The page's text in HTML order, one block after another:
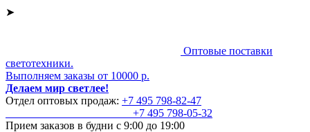
➤
Оптовые поставки
светотехники.
Выполняем заказы от 10000 р.
Делаем мир светлее!
Отдел оптовых продаж: +7 495 798-82-47
+7 495 798-05-32
Прием заказов в будни с 9:00 до 19:00